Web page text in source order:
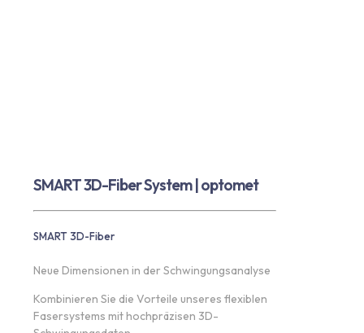
SMART 3D-Fiber System | optomet
SMART 3D-Fiber
Neue Dimensionen in der Schwingungsanalyse
Kombinieren Sie die Vorteile unseres flexiblen
Fasersystems mit hochpräzisen 3D-